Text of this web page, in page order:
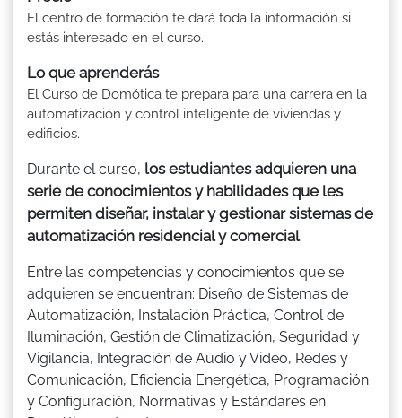
El centro de formación te dará toda la información si
estás interesado en el curso.
Lo que aprenderás
El Curso de Domótica te prepara para una carrera en la
automatización y control inteligente de viviendas y
edificios.
Durante el curso, los estudiantes adquieren una
serie de conocimientos y habilidades que les
permiten diseñar, instalar y gestionar sistemas de
automatización residencial y comercial.
Entre las competencias y conocimientos que se
adquieren se encuentran: Diseño de Sistemas de
Automatización, Instalación Práctica, Control de
Iluminación, Gestión de Climatización, Seguridad y
Vigilancia, Integración de Audio y Video, Redes y
Comunicación, Eficiencia Energética, Programación
y Configuración, Normativas y Estándares en